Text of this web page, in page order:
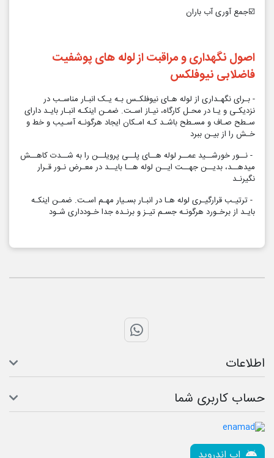
☑️جمع آوری آب باران
اصول نگهداری و مراقبت از لوله های پوشفیت
فاضلابی نیوفلکس
- بـرای نگهـداری از لوله هـای نیوفلکـس بـه یـک انبـار مناسـب در
نزدیکـی و یـا در محـل کارگاه، نیـاز اسـت. ضمـن اینکـه انبـار بایـد دارای
سـطح صـاف و مسـطح باشـد کـه امـکان ایجاد هرگونـه آسـیب و خط و
خـش را از بیـن ببرد
- نــور خورشــید عمــر لوله هــای پلــی پرویلــن را به شــدت کاهــش
میدهــد، بدیــن جهــت ایــن لوله هــا بایــد در معـرض نـور قـرار
نگیرنـد
- ترتیـب قرارگیـری لوله هـا در انبـار بسـیار مهـم اسـت. ضمـن اینکـه
بایـد از برخـورد هرگونـه جسـم تیـز و برنـده جدا خـودداری شـود
تماس با واتس اپ
اطلاعات
حساب کاربری شما